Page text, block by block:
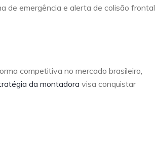
de emergência e alerta de colisão frontal.
competitiva no mercado brasileiro,
da montadora visa conquistar